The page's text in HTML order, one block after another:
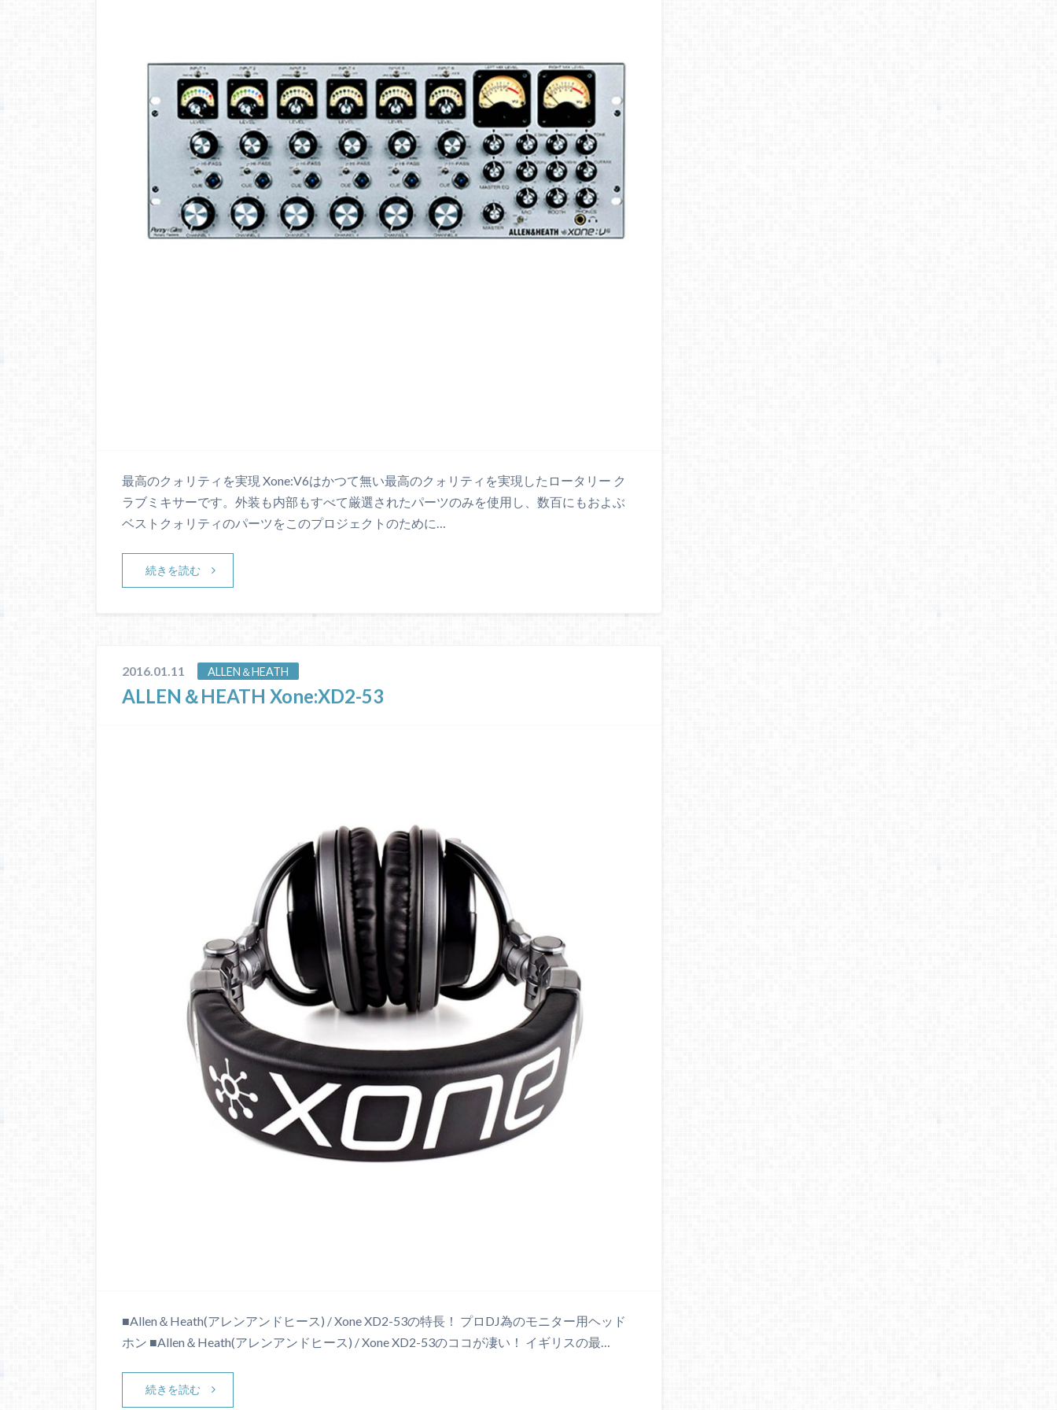
最高のクォリティを実現 Xone:V6はかつて無い最高のクォリティを実現したロータリー ク
ラブミキサーです。外装も内部もすべて厳選されたパーツのみを使用し、数百にもおよぶ
ベストクォリティのパーツをこのプロジェクトのために…
続きを読む
2016.01.11 ALLEN＆HEATH
ALLEN＆HEATH Xone:XD2-53
■Allen＆Heath(アレンアンドヒース) / Xone XD2-53の特長！ プロDJ為のモニター用ヘッド
ホン ■Allen＆Heath(アレンアンドヒース) / Xone XD2-53のココが凄い！ イギリスの最…
続きを読む